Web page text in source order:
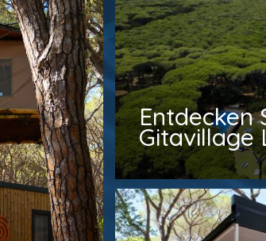
Entdecken
Gitavillage